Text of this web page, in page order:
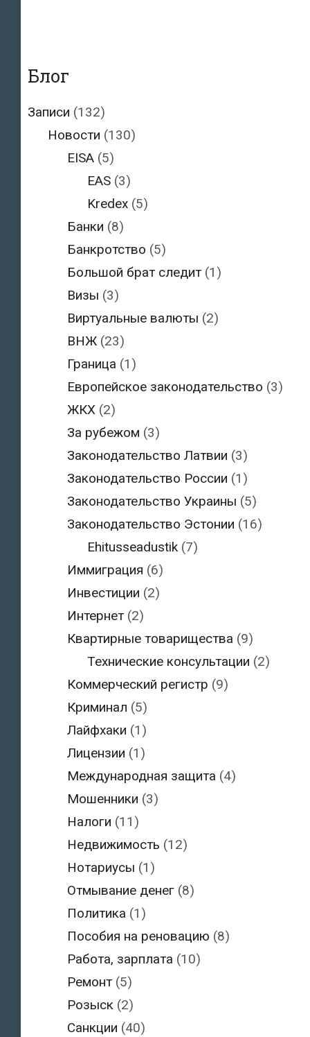
Блог
Записи (132)
Новости (130)
EISA (5)
EAS(3)
Kredex(5)
Банки (8)
Банкротство (5)
Большой брат следит (1)
Визы (3)
Виртуальные валюты (2)
ВНЖ (23)
Граница (1)
Европейское законодательство (3)
ЖКХ (2)
За рубежом (3)
Законодательство Латвии (3)
Законодательство России (1)
Законодательство Украины (5)
Законодательство Эстонии (16)
Ehitusseadustik(7)
Иммиграция (6)
Инвестиции (2)
Интернет (2)
Квартирные товарищества (9)
Технические консультации (2)
Коммерческий регистр (9)
Криминал (5)
Лайфхаки (1)
Лицензии (1)
Международная защита (4)
Мошенники (3)
Налоги (11)
Недвижимость (12)
Нотариусы (1)
Отмывание денег (8)
Политика (1)
Пособия на реновацию (8)
Работа, зарплата (10)
Ремонт (5)
Розыск (2)
Санкции (40)